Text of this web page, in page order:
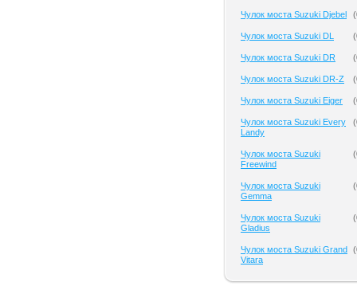
Чулок моста Suzuki Djebel (
Чулок моста Suzuki DL (
Чулок моста Suzuki DR (
Чулок моста Suzuki DR-Z (
Чулок моста Suzuki Eiger (
Чулок моста Suzuki Every
Landy
(
Чулок моста Suzuki
Freewind
(
Чулок моста Suzuki
Gemma
(
Чулок моста Suzuki
Gladius
(
Чулок моста Suzuki Grand
Vitara
(